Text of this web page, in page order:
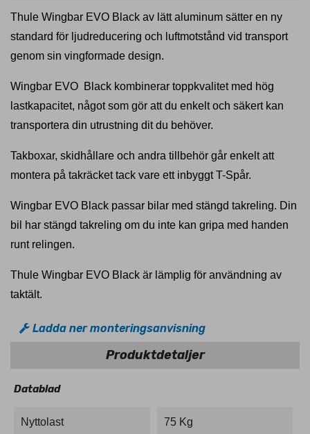
Thule Wingbar EVO Black av lätt aluminum sätter en ny
standard för ljudreducering och luftmotstånd vid transport
genom sin vingformade design.
Wingbar EVO Black kombinerar toppkvalitet med hög
lastkapacitet, något som gör att du enkelt och säkert kan
transportera din utrustning dit du behöver.
Takboxar, skidhållare och andra tillbehör går enkelt att
montera på takräcket tack vare ett inbyggt T-Spår.
Wingbar EVO Black passar bilar med stängd takreling. Din
bil har stängd takreling om du inte kan gripa med handen
runt relingen.
Thule Wingbar EVO Black är lämplig för användning av
taktält.
Ladda ner monteringsanvisning
Produktdetaljer
Datablad
Nyttolast 75 Kg